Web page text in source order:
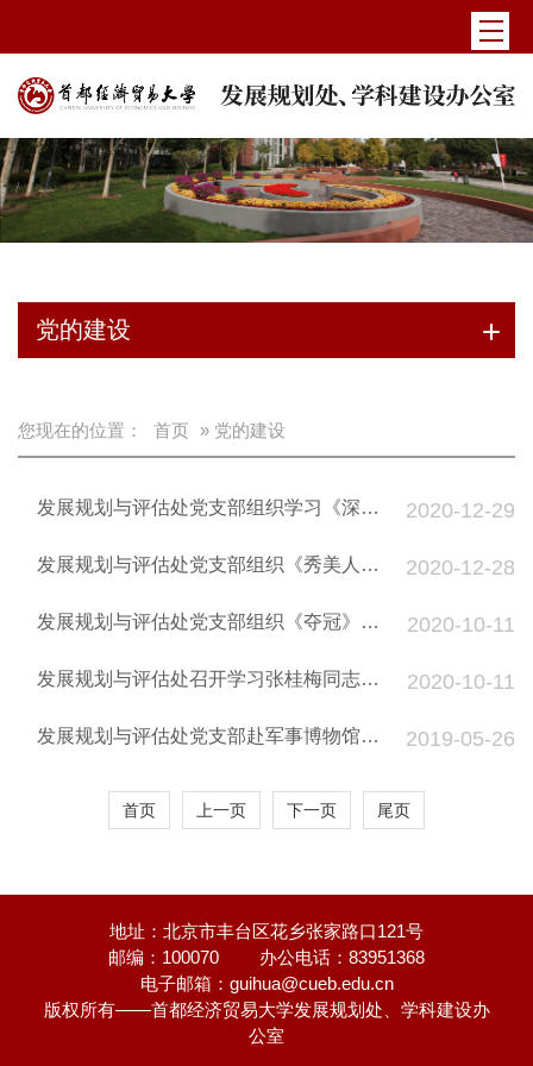
党的建设
您现在的位置： 首页 » 党的建设
2020-12-29
发展规划与评估处党支部组织学习《深化
新时代教育评价改革总体方案》精神 2020-12-28
发展规划与评估处党支部组织《秀美人
生》观影活动 2020-10-11
发展规划与评估处党支部组织《夺冠》观
影活动 2020-10-11
发展规划与评估处召开学习张桂梅同志先
进事例的会议 2019-05-26
发展规划与评估处党支部赴军事博物馆开
展主题党日活动
首页 上一页 下一页 尾页
地址：北京市丰台区花乡张家路口121号
邮编：100070
办公电话：83951368
电子邮箱：guihua@cueb.edu.cn
版权所有——首都经济贸易大学发展规划处、学科建设办
公室